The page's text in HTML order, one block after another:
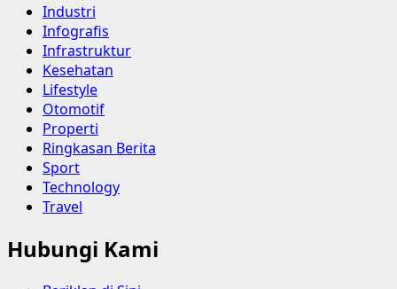
Industri
Infografis
Infrastruktur
Kesehatan
Lifestyle
Otomotif
Properti
Ringkasan Berita
Sport
Technology
Travel
Hubungi Kami